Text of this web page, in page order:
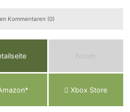
Kommentaren (0)
Forum
azon* Xbox Store